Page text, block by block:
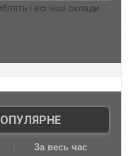
і всі інші склади
За весь час